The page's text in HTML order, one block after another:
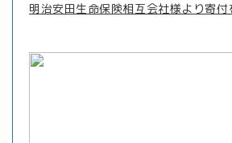
明治安田生命保険相互会社様より寄